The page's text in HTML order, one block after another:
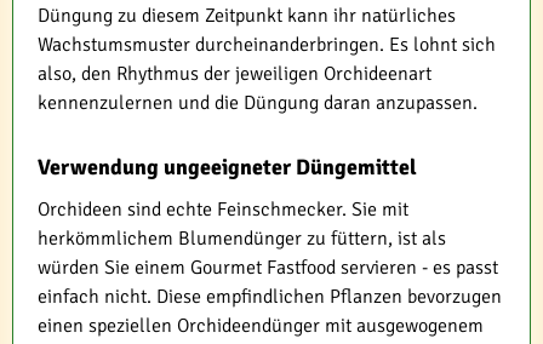
Düngung zu diesem Zeitpunkt kann ihr natürliches
Wachstumsmuster durcheinanderbringen. Es lohnt sich
also, den Rhythmus der jeweiligen Orchideenart
kennenzulernen und die Düngung daran anzupassen.
Verwendung ungeeigneter Düngemittel
Orchideen sind echte Feinschmecker. Sie mit
herkömmlichem Blumendünger zu füttern, ist als
würden Sie einem Gourmet Fastfood servieren - es passt
einfach nicht. Diese empfindlichen Pflanzen bevorzugen
einen speziellen Orchideendünger mit ausgewogenem